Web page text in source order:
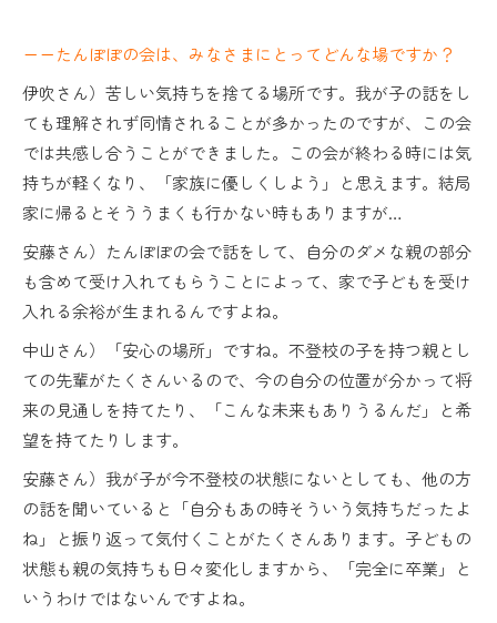
ーーたんぽぽの会は、みなさまにとってどんな場ですか？
伊吹さん）苦しい気持ちを捨てる場所です。我が子の話をし
ても理解されず同情されることが多かったのですが、この会
では共感し合うことができました。この会が終わる時には気
持ちが軽くなり、「家族に優しくしよう」と思えます。結局
家に帰るとそううまくも行かない時もありますが…
安藤さん）たんぽぽの会で話をして、自分のダメな親の部分
も含めて受け入れてもらうことによって、家で子どもを受け
入れる余裕が生まれるんですよね。
中山さん）「安心の場所」ですね。不登校の子を持つ親とし
ての先輩がたくさんいるので、今の自分の位置が分かって将
来の見通しを持てたり、「こんな未来もありうるんだ」と希
望を持てたりします。
安藤さん）我が子が今不登校の状態にないとしても、他の方
の話を聞いていると「自分もあの時そういう気持ちだったよ
ね」と振り返って気付くことがたくさんあります。子どもの
状態も親の気持ちも日々変化しますから、「完全に卒業」と
いうわけではないんですよね。